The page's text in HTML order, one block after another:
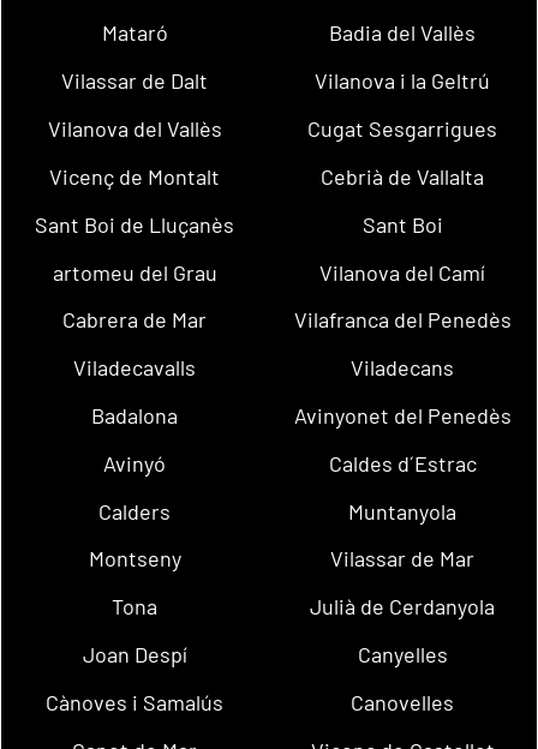
Mataró
Badia del Vallès
Vilassar de Dalt
Vilanova i la Geltrú
Vilanova del Vallès
Cugat Sesgarrigues
Vicenç de Montalt
Cebrià de Vallalta
Sant Boi de Lluçanès
Sant Boi
artomeu del Grau
Vilanova del Camí
Cabrera de Mar
Vilafranca del Penedès
Viladecavalls
Viladecans
Badalona
Avinyonet del Penedès
Avinyó
Caldes d´Estrac
Calders
Muntanyola
Montseny
Vilassar de Mar
Tona
Julià de Cerdanyola
Joan Despí
Canyelles
Cànoves i Samalús
Canovelles